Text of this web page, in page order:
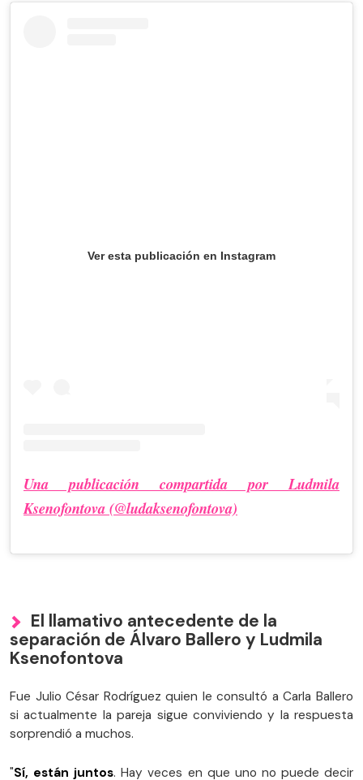
Ver esta publicación en Instagram
Una publicación compartida por Ludmila
Ksenofontova (@ludaksenofontova)
El llamativo antecedente de la
separación de Álvaro Ballero y Ludmila
Ksenofontova
Fue Julio César Rodríguez quien le consultó a Carla Ballero
si actualmente la pareja sigue conviviendo y la respuesta
sorprendió a muchos.
"Sí, están juntos. Hay veces en que uno no puede decir